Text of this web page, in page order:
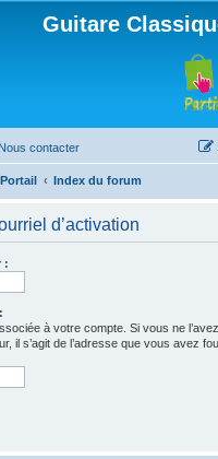
Guitare
Nous contacter
Portail Index du forum
d’activation
:
à votre compte. Si vous ne
il s’agit de l’adresse que vous avez